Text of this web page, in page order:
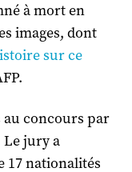
à mort en
images, dont
sur ce
au concours par
Le jury a
17 nationalités